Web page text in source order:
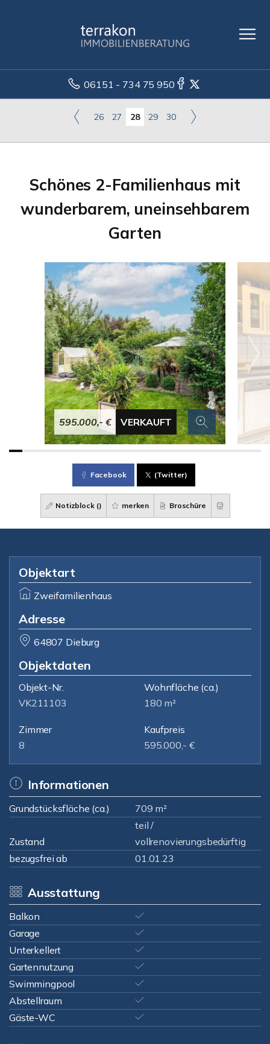
06151 - 734 75 950
26 27 28 29 30
Schönes 2-Familienhaus mit
wunderbarem, uneinsehbarem
Garten
595.000,- € VERKAUFT
Facebook (Twitter)
Notizblock () merken Broschüre
Objektart
Zweifamilienhaus
Adresse
64807 Dieburg
Objektdaten
Objekt-Nr.
VK211103
Wohnfläche (ca.)
180 m²
Zimmer
8
Kaufpreis
595.000,- €
Informationen
Grundstücksfläche (ca.) 709 m²
Zustand
teil /
vollrenovierungsbedürftig
bezugsfrei ab
01.01.23
Ausstattung
Balkon
Garage
Unterkellert
Gartennutzung
Swimmingpool
Abstellraum
Gäste-WC